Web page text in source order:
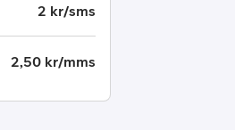
2 kr/sms
2,50 kr/mms